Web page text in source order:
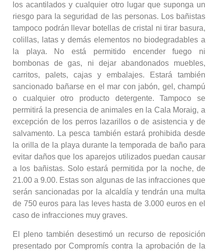
los acantilados y cualquier otro lugar que suponga un
riesgo para la seguridad de las personas. Los bañistas
tampoco podrán llevar botellas de cristal ni tirar basura,
colillas, latas y demás elementos no biodegradables a
la playa. No está permitido encender fuego ni
bombonas de gas, ni dejar abandonados muebles,
carritos, palets, cajas y embalajes. Estará también
sancionado bañarse en el mar con jabón, gel, champú
o cualquier otro producto detergente. Tampoco se
permitirá la presencia de animales en la Cala Moraig, a
excepción de los perros lazarillos o de asistencia y de
salvamento. La pesca también estará prohibida desde
la orilla de la playa durante la temporada de baño para
evitar daños que los aparejos utilizados puedan causar
a los bañistas. Solo estará permitida por la noche, de
21.00 a 9.00. Estas son algunas de las infracciones que
serán sancionadas por la alcaldía y tendrán una multa
de 750 euros para las leves hasta de 3.000 euros en el
caso de infracciones muy graves.
El pleno también desestimó un recurso de reposición
presentado por Compromís contra la aprobación de la